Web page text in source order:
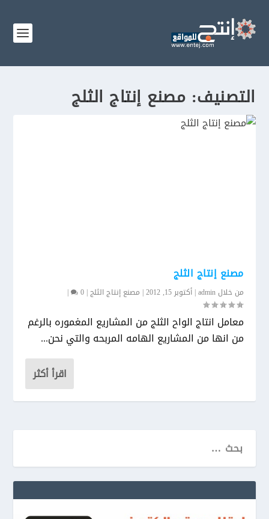
التصنيف: مصنع إنتاج الثلج
مصنع إنتاج الثلج
من خلالadmin
|أكتوبر 15, 2012 | مصنع إنتاج الثلج|
0
|
معامل انتاج الواح الثلج من المشاريع المغموره بالرغم
من انها من المشاريع الهامه المربحه والتي نحن...
اقرأ أكثر